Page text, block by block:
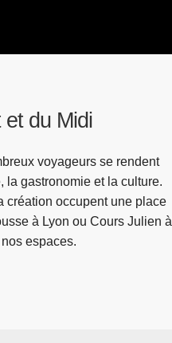
du Midi
voyageurs se rendent
la gastronomie et la culture.
création occupent une place
à Lyon ou Cours Julien à
espaces.